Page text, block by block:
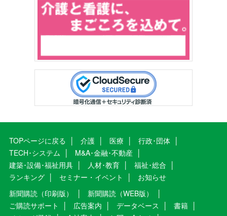
TOPページに戻る 介護 医療
行政･団体
TECH･システム
M&A･金融･不動産
建築･設備･福祉用具
人材･教育
福祉･総合
ランキング
セミナー・イベント
お知らせ
新聞購読（印刷版）
新聞購読（WEB版）
ご購読サポート
広告案内 データベース
書籍